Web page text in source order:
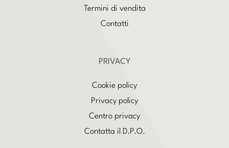
Termini di vendita
Contatti
PRIVACY
Cookie policy
Privacy policy
Centro privacy
Contatta il D.P.O.